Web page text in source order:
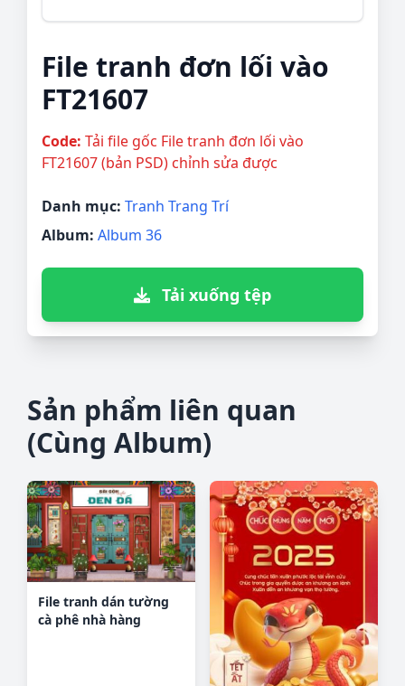
File tranh đơn lối vào
FT21607
Code: Tải file gốc File tranh đơn lối vào
FT21607 (bản PSD) chỉnh sửa được
Danh mục: Tranh Trang Trí
Album: Album 36
Tải xuống tệp
Sản phẩm liên quan
(Cùng Album)
File tranh dán tường
cà phê nhà hàng